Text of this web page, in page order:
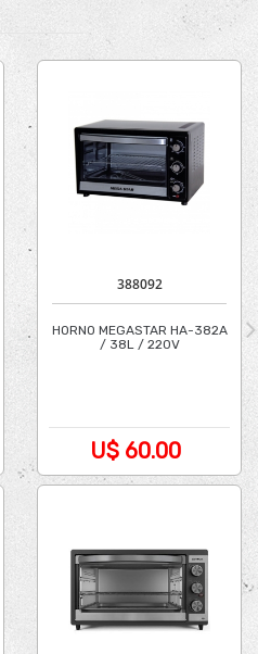
388092
HORNO MEGASTAR HA-382A
/ 38L / 220V
U$ 60.00